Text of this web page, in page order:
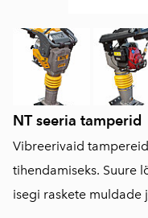
NT seeria tamperid
Vibreerivaid
tihendamiseks. Suure
isegi raskete muldade